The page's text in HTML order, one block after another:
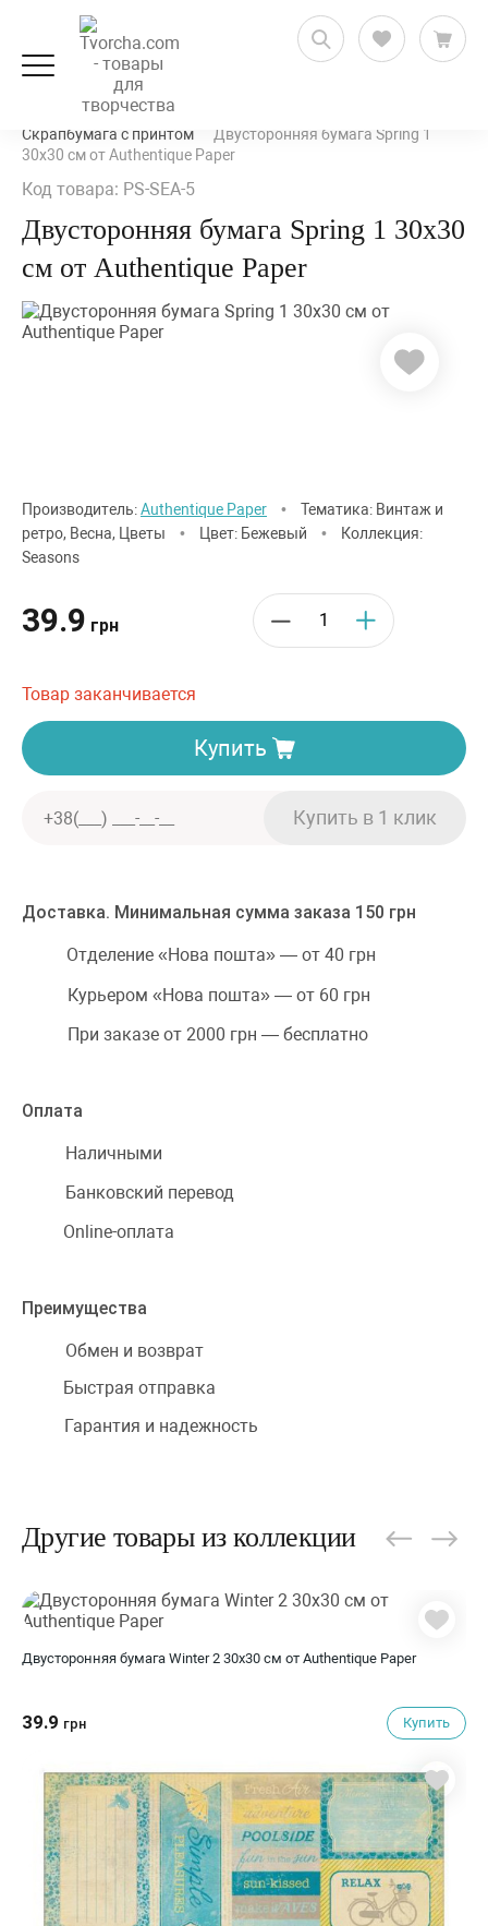
Скрапбукинг
Бумага для скрапбукинга
Скрапбумага с принтом
Двусторонняя бумага Spring 1
30х30 см от Authentique Paper
Код товара: PS-SEA-5
Двусторонняя бумага Spring 1 30х30
см от Authentique Paper
Производитель:Authentique Paper •
Тематика: Винтаж и
ретро, Весна, Цветы
• Цвет: Бежевый •
Коллекция:
Seasons
39.9 грн
Товар заканчивается
Купить
Доставка. Минимальная сумма заказа 150 грн
Отделение «Нова пошта» — от 40 грн
Курьером «Нова пошта» — от 60 грн
При заказе от 2000 грн — бесплатно
Оплата
Наличными
Банковский перевод
Online-оплата
Преимущества
Обмен и возврат
Быстрая отправка
Гарантия и надежность
Другие товары из коллекции
Двусторонняя бумага Winter 2 30х30 см от Authentique Paper
39.9 грн Купить